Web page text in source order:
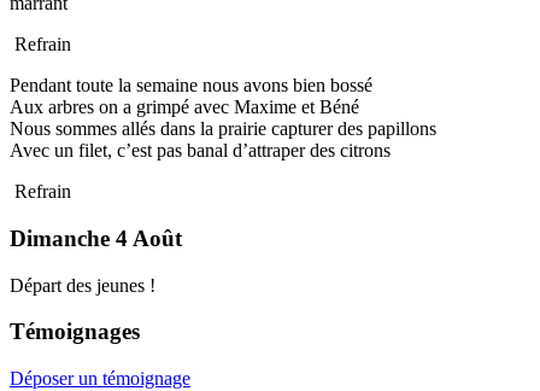
Refrain
Pendant toute la semaine nous avons bien bossé
Aux arbres on a grimpé avec Maxime et Béné
Nous sommes allés dans la prairie capturer des papillons
Avec un filet, c’est pas banal d’attraper des citrons
Refrain
Dimanche 4 Août
Départ des jeunes !
Témoignages
Déposer un témoignage